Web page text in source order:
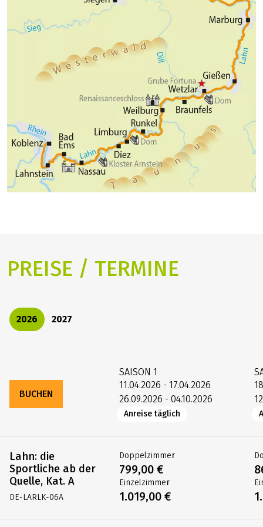
Rhein-Radweg ins Zentrum von Koblenz.
PREISE / TERMINE
2026 2027
BUCHEN
Lahn: die
Sportliche ab der
Quelle, Kat. A
DE-LARLK-06A
SAISON 1
11.04.2026 - 17.04.2026
26.09.2026 - 04.10.2026
Anreise täglich
Doppelzimmer
799,00 €
Einzelzimmer
1.019,00 €